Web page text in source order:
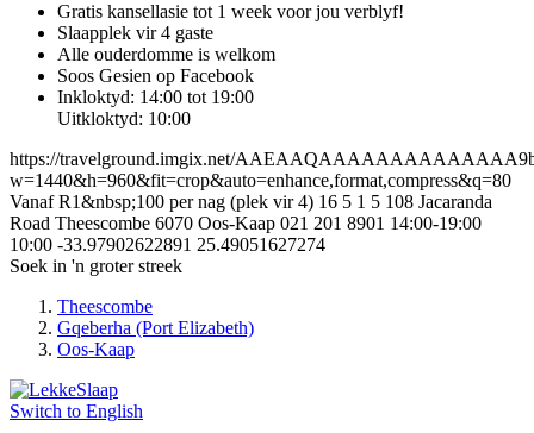
Gratis kansellasie tot 1 week voor jou verblyf!
Slaapplek vir 4 gaste
Alle ouderdomme is welkom
Soos Gesien op Facebook
Inkloktyd: 14:00 tot 19:00
Uitkloktyd: 10:00
https://travelground.imgix.net/
w=1440&h=960&fit=crop&auto=enhance,format,compress&q=80
Vanaf R1&nbsp;100 per nag (plek vir 4) 16 5 1 5 108 Jacaranda
Road Theescombe 6070 Oos-Kaap 021 201 8901 14:00-19:00
10:00 -33.97902622891 25.49051627274
Soek in 'n groter streek
Theescombe
Gqeberha (Port Elizabeth)
Oos-Kaap
Switch to English